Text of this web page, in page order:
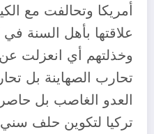
أمريكا وتحالفت مع
علاقتها بأهل السنة
وخذلتهم أي انعزلت
تحارب الصهاينة بل
العدو الغاصب بل
تركيا لتكوين حلف